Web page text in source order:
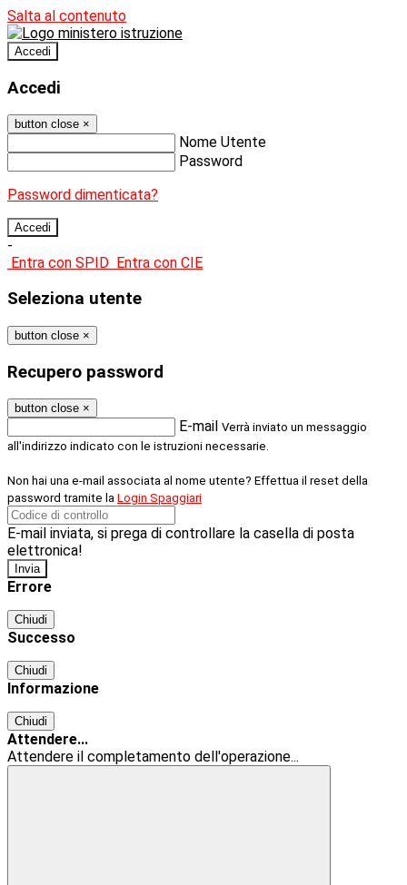
Salta al contenuto
Accedi
Accedi
button close ×
Nome Utente
Password
Password dimenticata?
-
Entra con SPID Entra con CIE
Seleziona utente
button close ×
Recupero password
button close ×
E-mail Verrà inviato un messaggio
all'indirizzo indicato con le istruzioni necessarie.
Non hai una e-mail associata al nome utente? Effettua il reset della
password tramite la Login Spaggiari
E-mail inviata, si prega di controllare la casella di posta
elettronica!
Errore
Chiudi
Successo
Chiudi
Informazione
Chiudi
Attendere...
Attendere il completamento dell'operazione...